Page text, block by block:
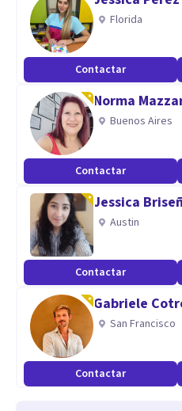
Especialidad
Respeto, humanismo,
profesionalismo nos
Aptitudes
ARTE-TERAPIA, CALIGRAFÍA,
SUEÑOS (psicoanálisis),
Florida
Contactar
Norma
Buenos Aires
Contactar
Jessica
Austin
Contactar
Gabriele
San Francisco
Contactar